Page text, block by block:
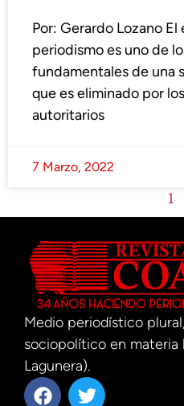
Por: Gerardo Lozano
periodismo es uno de
fundamentales de una
que es eliminado por
autoritarios
7 Marzo, 2022
1
Medio periodístico
sociopolítico en materia
Lagunera).